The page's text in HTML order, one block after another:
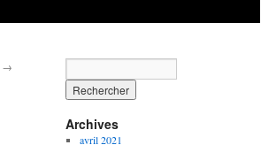
→
Archives
avril 2021